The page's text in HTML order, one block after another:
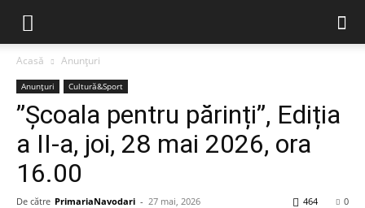
Acasă Anunțuri
Anunțuri Cultură&Sport
”Școala pentru părinți”, Ediția
a II-a, joi, 28 mai 2026, ora
16.00
De către PrimariaNavodari - 27 mai, 2026 0
464